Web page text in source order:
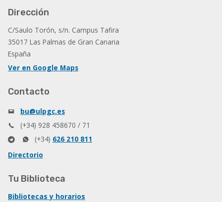
Dirección
C/Saulo Torón, s/n. Campus Tafira
35017 Las Palmas de Gran Canaria
España
Ver en Google Maps
Contacto
bu@ulpgc.es
(+34) 928 458670 / 71
(+34) 626 210 811
Directorio
Tu Biblioteca
Bibliotecas y horarios